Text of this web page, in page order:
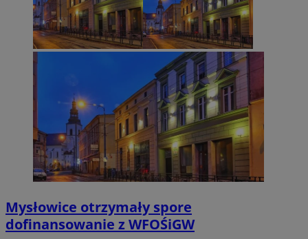
Mysłowice otrzymały spore
dofinansowanie z WFOŚiGW